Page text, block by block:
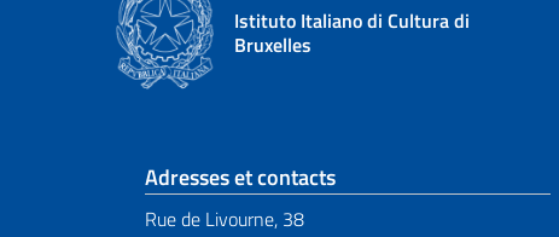
Istituto Italiano di Cultura di
Bruxelles
Section de pied de
Adresses et contacts
Rue de Livourne, 38